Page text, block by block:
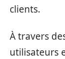
clients.
À travers
utilisateurs